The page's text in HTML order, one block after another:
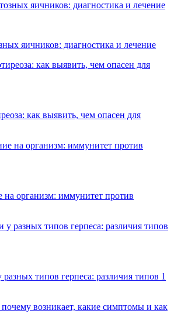
яичников: диагностика и лечение
как выявить, чем опасен для
на организм: иммунитет против
типов герпеса: различия типов 1